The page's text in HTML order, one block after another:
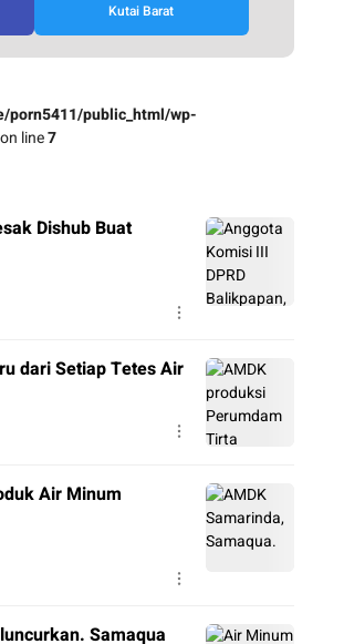
Kutai Barat
porn5411/public_html/wp-
on line7
Dishub Buat
dari Setiap Tetes Air
Air Minum
Samaqua